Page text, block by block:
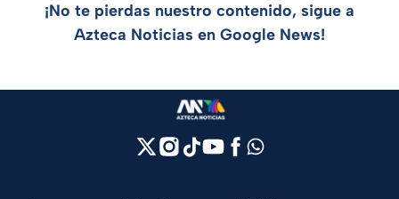
¡No te pierdas nuestro contenido, sigue a
Azteca Noticias en Google News!